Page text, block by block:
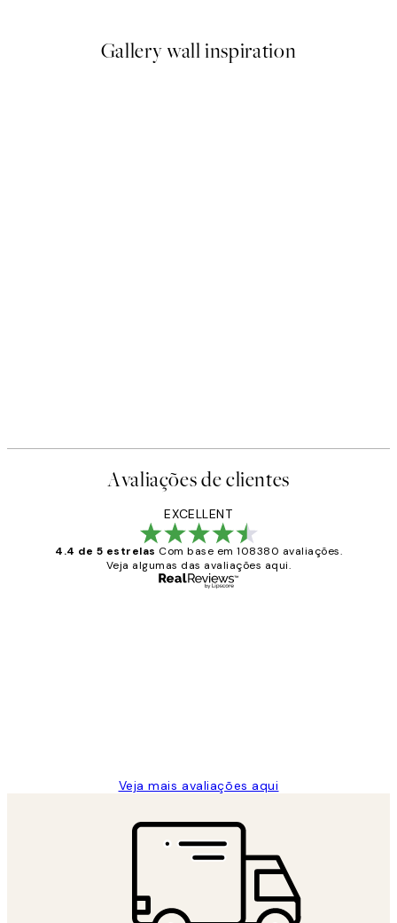
Gallery wall inspiration
Avaliações de clientes
EXCELLENT
4.4 de 5 estrelas Com base em 108380 avaliações.
Veja algumas das avaliações aqui.
Veja mais avaliações aqui